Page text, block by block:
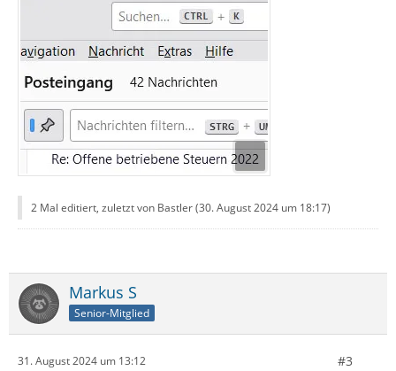
2 Mal editiert, zuletzt von Bastler (30. August 2024 um 18:17)
Markus S
Senior-Mitglied
31. August 2024 um 13:12 #3